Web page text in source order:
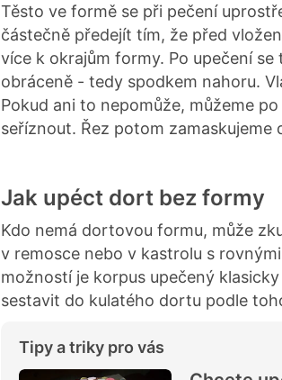
Těsto ve formě se při pečení
částečně předejít tím, že před
více k okrajům formy. Po upečení
obráceně - tedy spodkem nahoru.
Pokud ani to nepomůže, můžeme
seříznout. Řez potom zamaskujeme
Jak upéct dort bez formy
Kdo nemá dortovou formu, může
v remosce nebo v kastrolu s
možností je korpus upečený
sestavit do kulatého dortu podle
Tipy a triky pro vás